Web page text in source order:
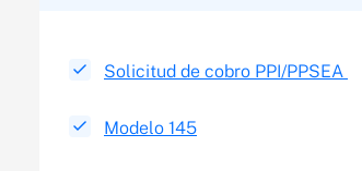
Solicitud de cobro PPI/PPSEA
Modelo 145